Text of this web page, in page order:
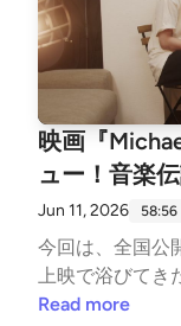
皆さんは、必
00:00:00 記憶
酔いスタート
ク。衝撃の結果
のポリープ発覚
と、Uber Eats
リ」など空前の
ク」は時代遅
59 酒の失敗と
は2700万円。
7:31 健康への第
映画『
ュー！音楽
Jun 11, 2026 58:56
今回は、全国公
上映で浴びてき
マイケル・ジャ
Read more